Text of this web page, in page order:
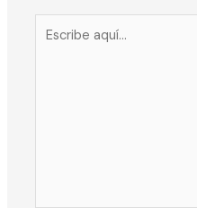
aquí...